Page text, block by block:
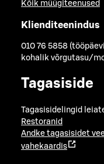
Kõik müügiteenused
Klienditeenindus
010 76 5858
kohalik võrgutasu/
Tagasiside
Tagasisidelingid
Restoranid
Andke tagasisidet
vahekaardis